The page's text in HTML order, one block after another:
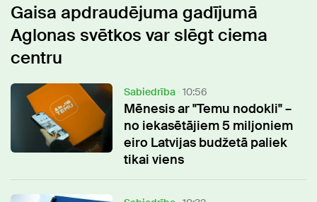
Gaisa apdraudējuma gadījumā
Aglonas svētkos var slēgt ciema
centru
Sabiedrība 10:56
Mēnesis ar "Temu nodokli" –
no iekasētājiem 5 miljoniem
eiro Latvijas budžetā paliek
tikai viens